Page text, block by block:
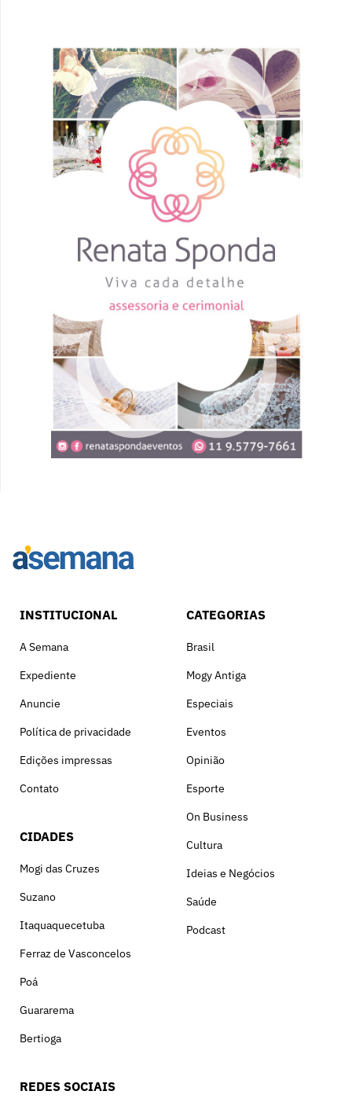
INSTITUCIONAL
A Semana
Expediente
Anuncie
Política de privacidade
Edições impressas
Contato
CIDADES
Mogi das Cruzes
Suzano
Itaquaquecetuba
Ferraz de Vasconcelos
Poá
Guararema
Bertioga
CATEGORIAS
Brasil
Mogy Antiga
Especiais
Eventos
Opinião
Esporte
On Business
Cultura
Ideias e Negócios
Saúde
Podcast
REDES SOCIAIS